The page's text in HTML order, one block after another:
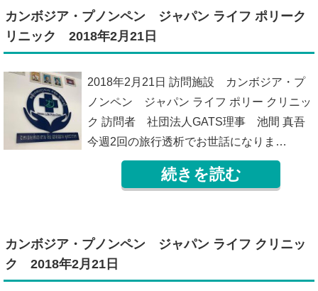
カンボジア・プノンペン ジャパン ライフ ポリーク
リニック 2018年2月21日
2018年2月21日 訪問施設 カンボジア・プ
ノンペン ジャパン ライフ ポリー クリニッ
ク 訪問者 社団法人GATS理事 池間 真吾
今週2回の旅行透析でお世話になりま…
続きを読む
カンボジア・プノンペン ジャパン ライフ クリニッ
ク 2018年2月21日